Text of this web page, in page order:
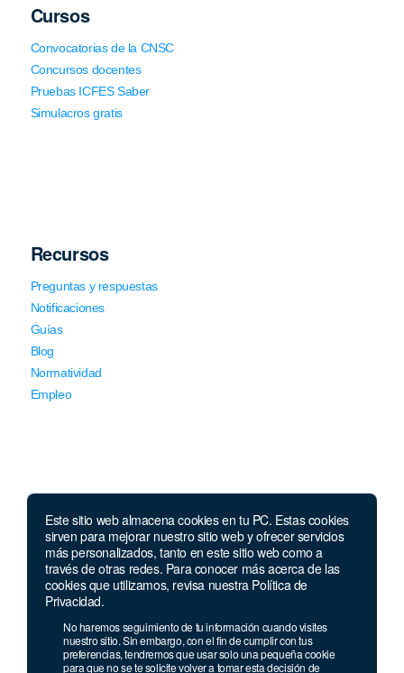
Este sitio web almacena cookies en tu PC. Estas cookies
sirven para mejorar nuestro sitio web y ofrecer servicios
más personalizados, tanto en este sitio web como a
través de otras redes. Para conocer más acerca de las
cookies que utilizamos, revisa nuestra Política de
Privacidad.
No haremos seguimiento de tu información cuando visites
nuestro sitio. Sin embargo, con el fin de cumplir con tus
preferencias, tendremos que usar solo una pequeña cookie
para que no se te solicite volver a tomar esta decisión de
Cursos
Convocatorias de la CNSC
Concursos docentes
Pruebas ICFES Saber
Simulacros gratis
Recursos
Preguntas y respuestas
Notificaciones
Guías
Blog
Normatividad
Empleo
Llámanos
Lunes a jueves de 7 a.m.
a 5:00 p.m. Viernes de
7 a.m. a 4 p.m. Sábados de 8 a.m. a 2 p.m.
Celular y Whatsapp:333 033 40 39
Bogotá:381 92 69